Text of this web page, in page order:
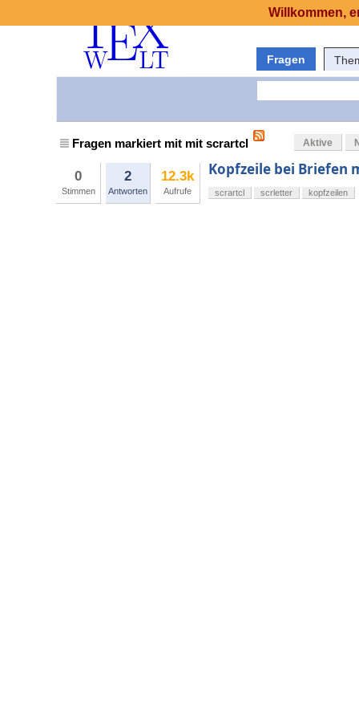
Fragen
Fragen markiert mit mit scrartcl Aktive
0
Stimmen
2
Antworten
12.3k
Aufrufe
Kopfzeile bei Briefen
scrartcl scrletter kopfzeilen
Willkommen,